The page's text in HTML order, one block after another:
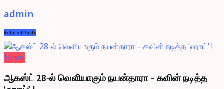
admin
Related Posts
News
ஆகஸ்ட் 28-ல் வெளியாகும் நயன்தாரா – கவின் நடித்த